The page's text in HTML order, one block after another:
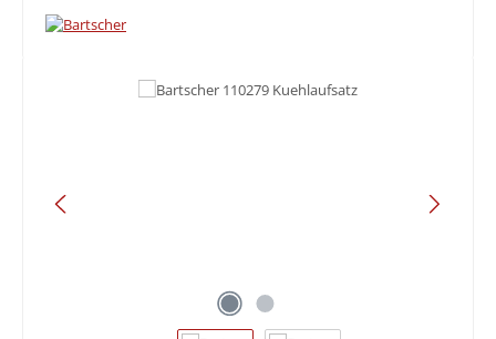
Bildergalerie überspringen